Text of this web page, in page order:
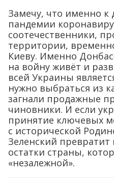
Замечу, что именно
пандемии
соотечественники,
территории,
Киеву. Именно
на войну живёт и
всей Украины
нужно выбраться из
загнали продажные
чиновники. И если
принятие ключевых
с исторической
Зеленский превратит
остатки страны,
«незалежной».